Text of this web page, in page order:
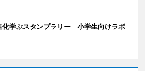
化学ぶスタンプラリー 小学生向けラボ